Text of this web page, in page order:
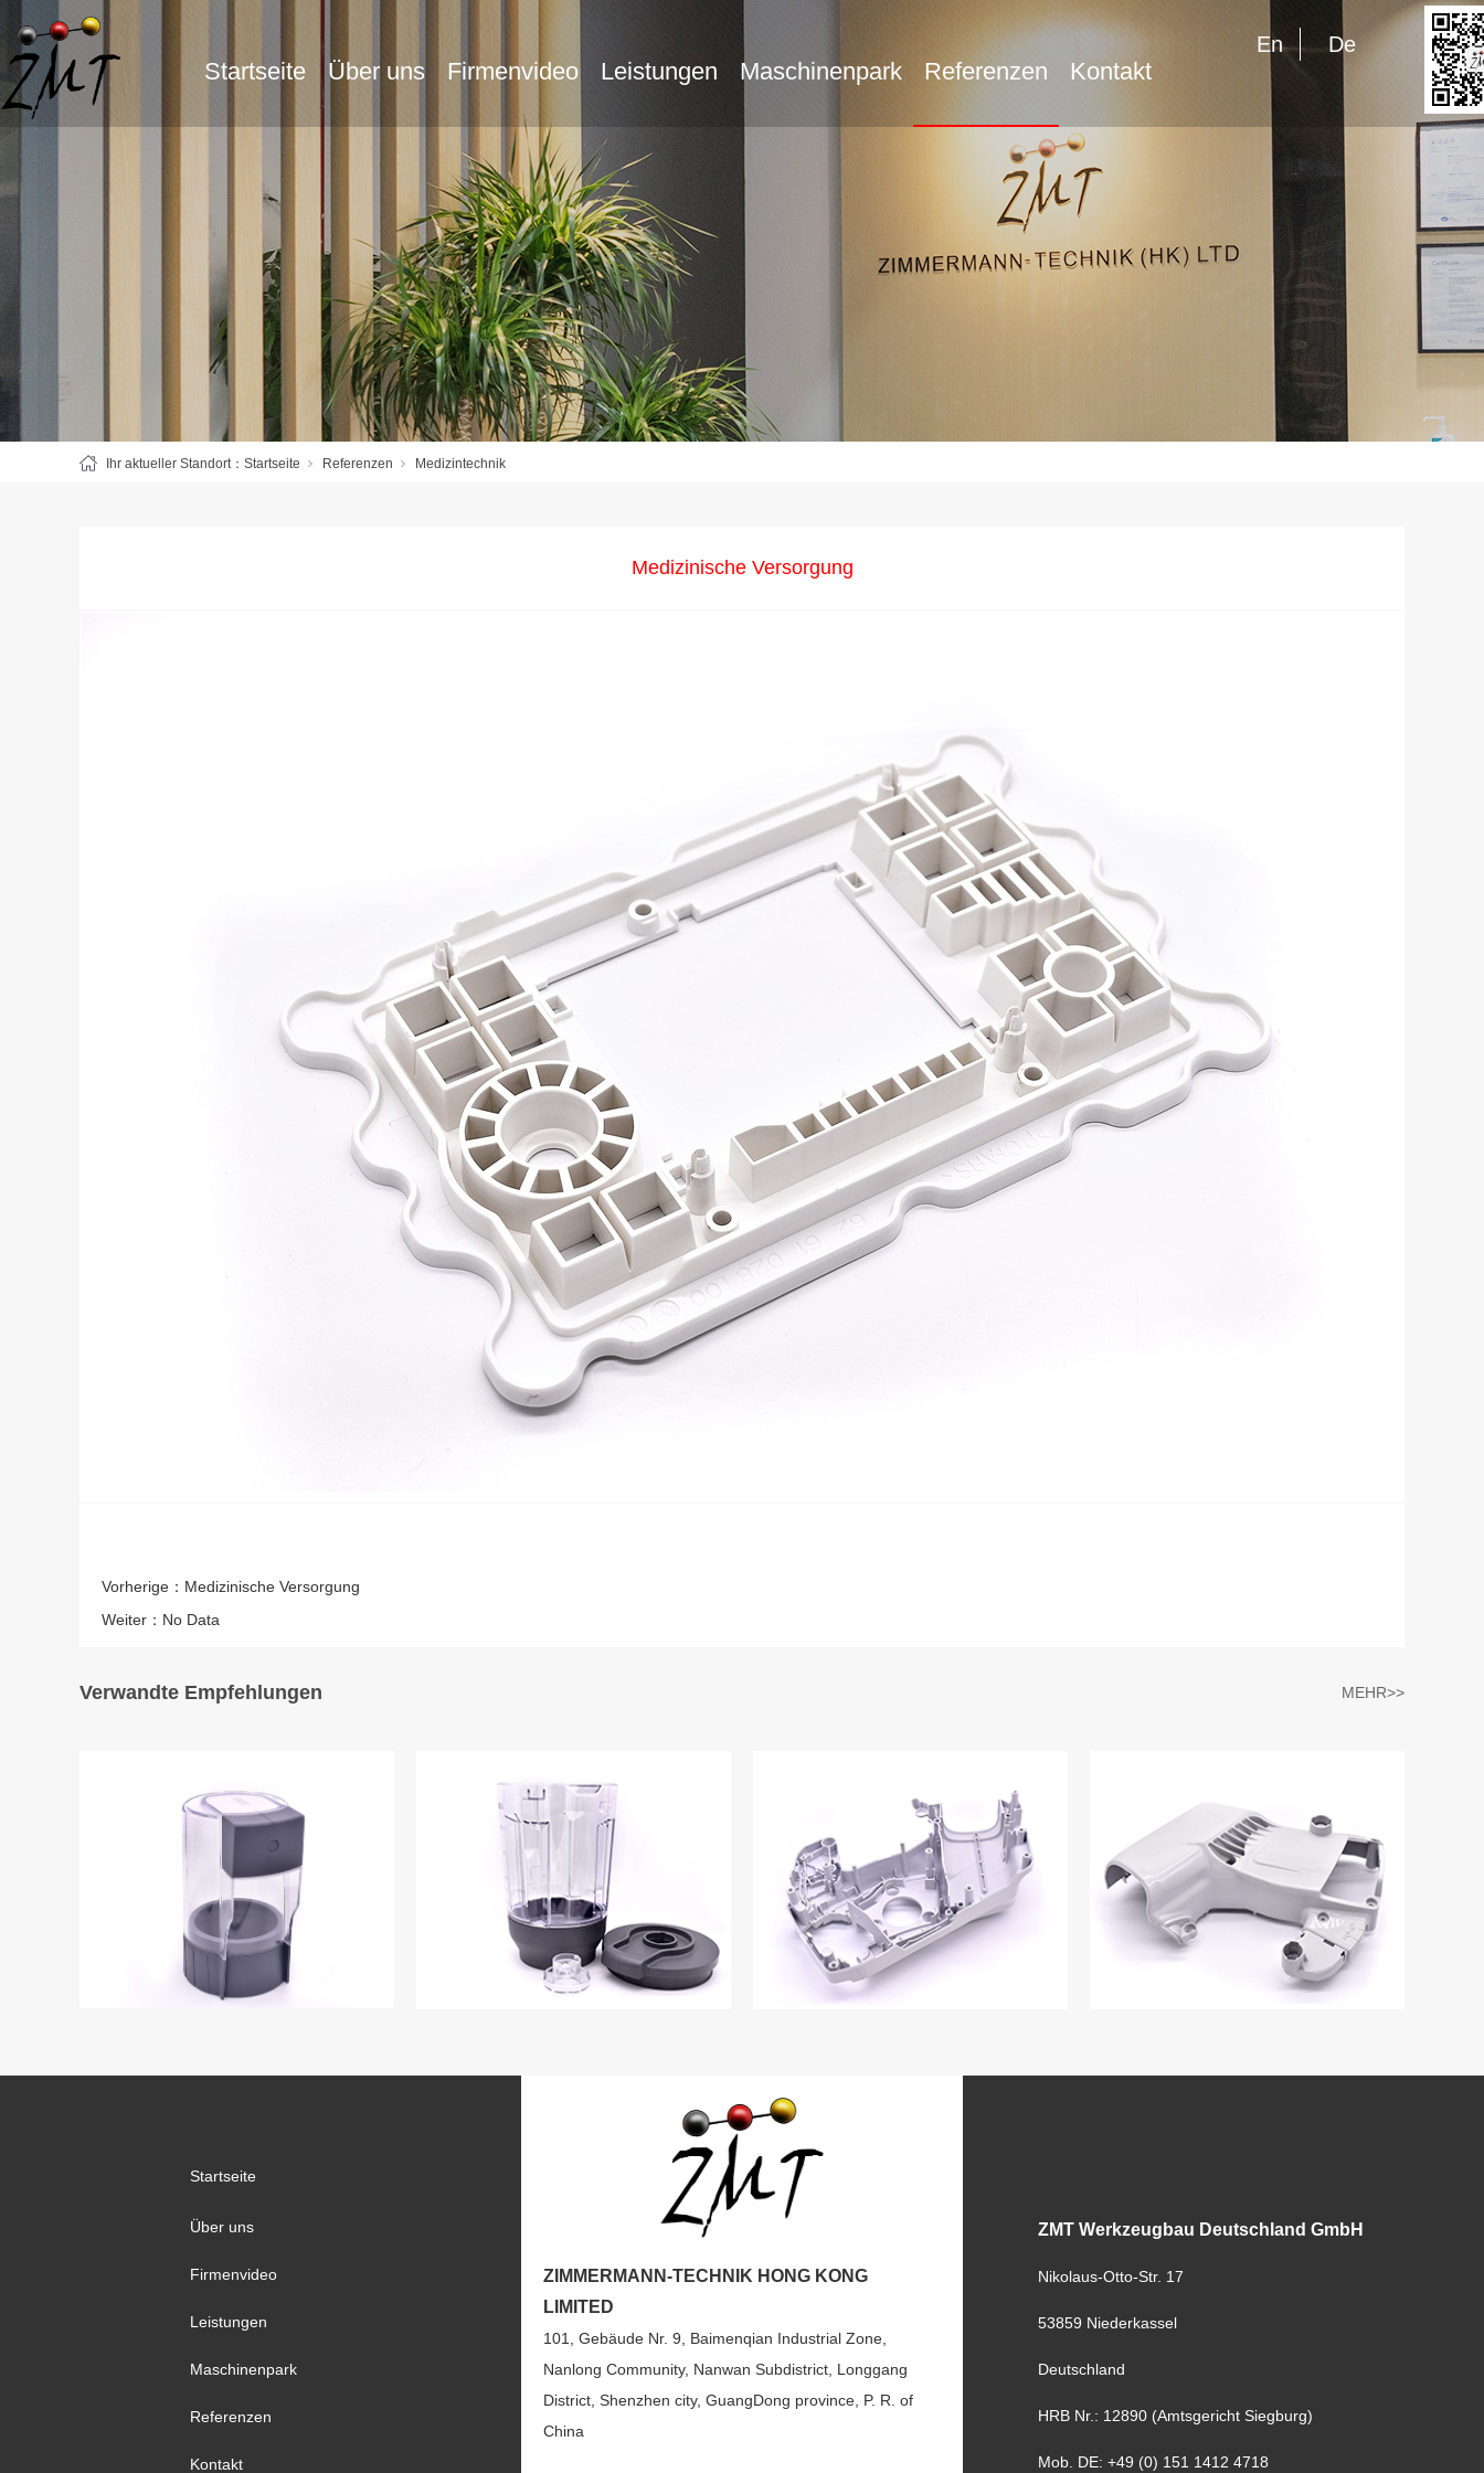
Startseite Über uns Firmenvideo Leistungen Maschinenpark Referenzen Kontakt
En De
Ihr aktueller Standort： Startseite Referenzen Medizintechnik
Medizinische Versorgung
Vorherige： Medizinische Versorgung
Weiter： No Data
Verwandte Empfehlungen MEHR>>
Startseite
Über uns
Firmenvideo
Leistungen
Maschinenpark
Referenzen
Kontakt
ZIMMERMANN-TECHNIK HONG KONG
LIMITED
101, Gebäude Nr. 9, Baimenqian Industrial Zone,
Nanlong Community, Nanwan Subdistrict, Longgang
District, Shenzhen city, GuangDong province, P. R. of
China
ZMT Werkzeugbau Deutschland GmbH
Nikolaus-Otto-Str. 17
53859 Niederkassel
Deutschland
HRB Nr.: 12890 (Amtsgericht Siegburg)
Mob. DE: +49 (0) 151 1412 4718